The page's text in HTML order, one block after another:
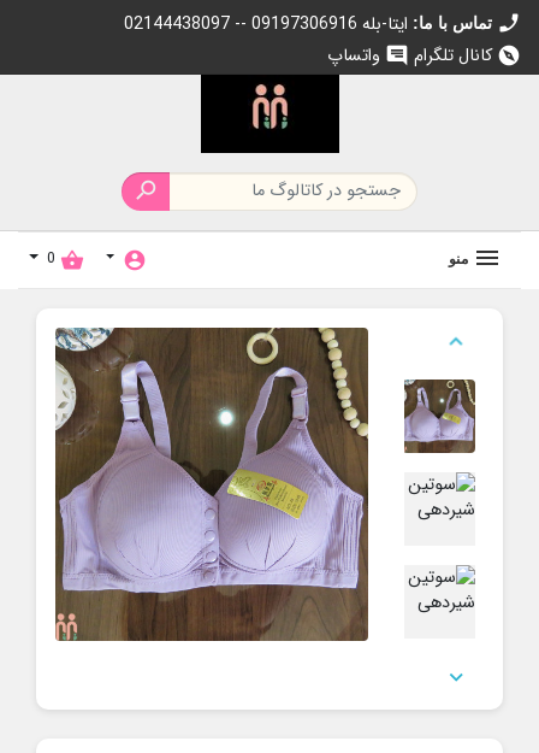
call تماس با ما: 02144438097 -- 09197306916 ایتا-بله
explore کانال تلگرام chat واتساپ

منو account_circle
shopping_basket
0

